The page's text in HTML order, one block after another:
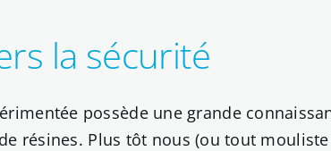
la sécurité
possède une grande
résines. Plus tôt nous (ou tout